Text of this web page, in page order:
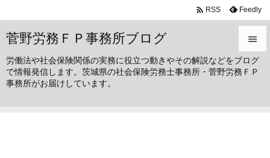
菅野労務ＦＰ事務所ブログ
労働法や社会保険関係の実務に役立つ動きやその解説などをブログ
で情報発信します。茨城県の社会保険労務士事務所・菅野労務ＦＰ
事務所がお届けしています。


メニュ
 RSS Feedly